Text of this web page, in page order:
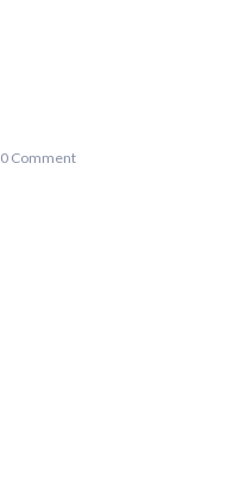
0 Comment